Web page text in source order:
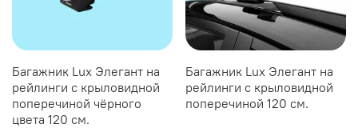
Багажник Lux Элегант на
рейлинги с крыловидной
поперечиной чёрного
цвета 120 см.
Багажник Lux Элегант на
рейлинги с крыловидной
поперечиной 120 см.